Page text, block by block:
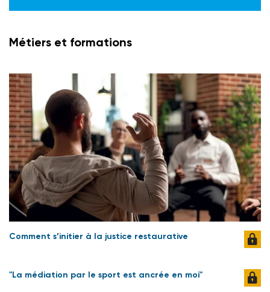
Métiers et formations
Comment s’initier à la justice restaurative
"La médiation par le sport est ancrée en moi"